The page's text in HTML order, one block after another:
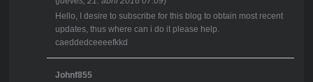
Hello, I desire to subscribe for this blog to obtain most recent
updates, thus where can i do it please help.
caeddedceeeefkkd
Johnf855